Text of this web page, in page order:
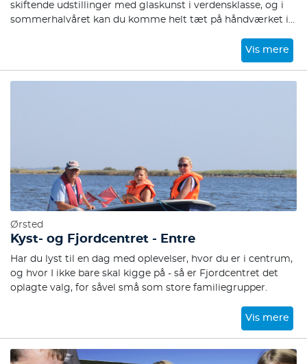
skiftende udstillinger med glaskunst i verdensklasse, og i
sommerhalvåret kan du komme helt tæt på håndværket i
Vis mere
Ørsted
Kyst- og Fjordcentret - Entre
Har du lyst til en dag med oplevelser, hvor du er i centrum,
og hvor I ikke bare skal kigge på - så er Fjordcentret det
oplagte valg, for såvel små som store familiegrupper.
Vis mere